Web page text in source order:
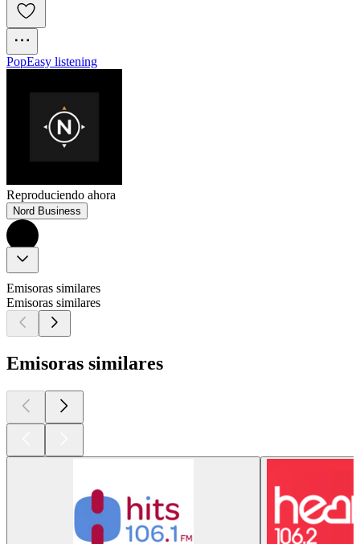
PopEasy listening
Reproduciendo ahora
Nord Business
Emisoras similares
Emisoras similares
Emisoras similares